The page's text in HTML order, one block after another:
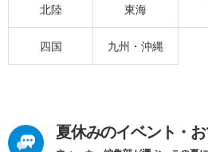
北陸 東海
四国 九州・沖縄
夏休みのイベント・